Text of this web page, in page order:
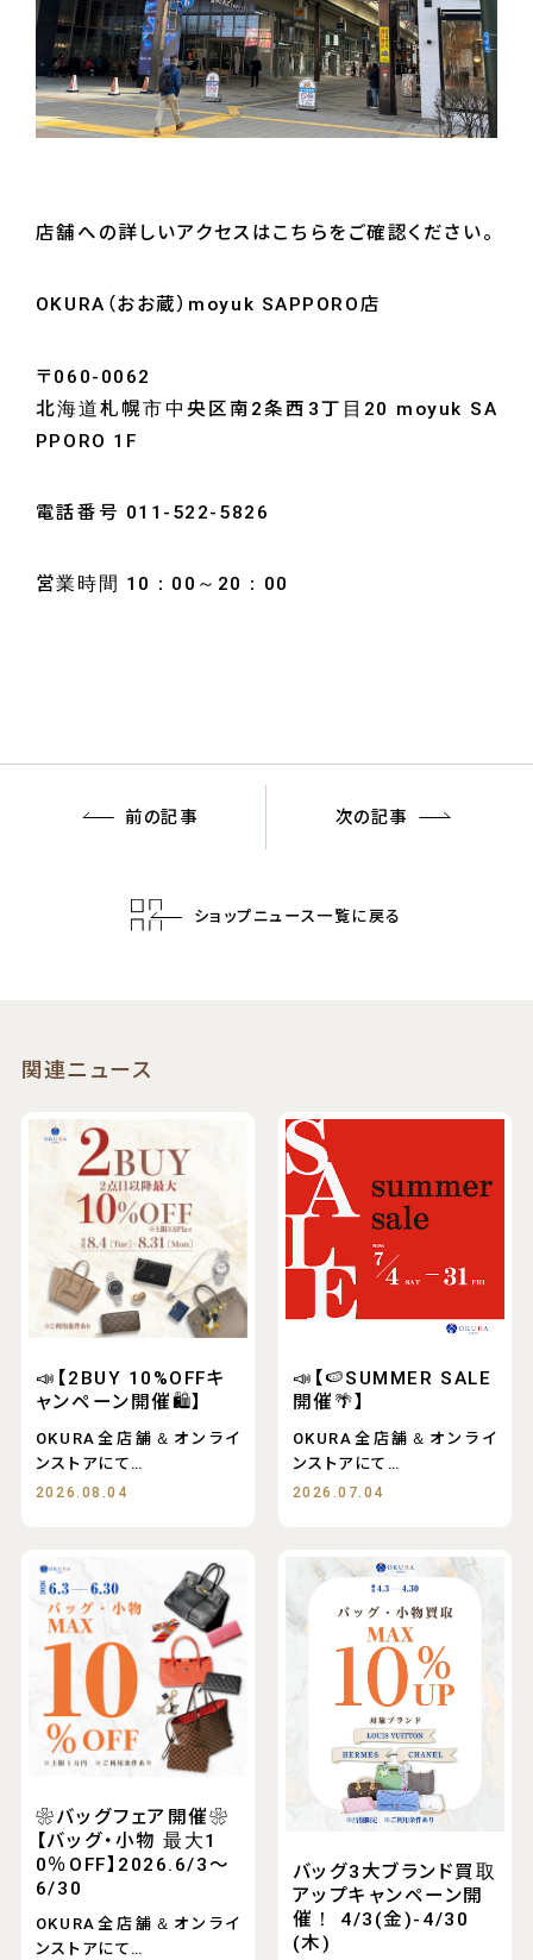
店舗への詳しいアクセスはこちらをご確認ください。
OKURA（おお蔵）moyuk SAPPORO店
〒060‐0062
北海道札幌市中央区南2条西3丁目20 moyuk SA
PPORO 1F
電話番号 011-522-5826
営業時間 10：00～20：00
前の記事
ショップニュース一覧に戻る
次の記事
関連ニュース
📣【2BUY 10%OFFキ
ャンペーン開催🛍️】
OKURA全店舗＆オンライ
ンストアにて
2BUY 10%OFFキ
2026.08.04
📣【🍉SUMMER SALE
開催🌴】
OKURA全店舗＆オンライ
ンストアにて
SUMMER SALE開
2026.07.04
❀バッグフェア開催❀
【バッグ・小物 最大1
0％OFF】2026.6/3〜
6/30
OKURA全店舗＆オンライ
ンストアにて
バッグ3大ブランド買取
アップキャンペーン開
催！ 4/3(金)-4/30
(木)